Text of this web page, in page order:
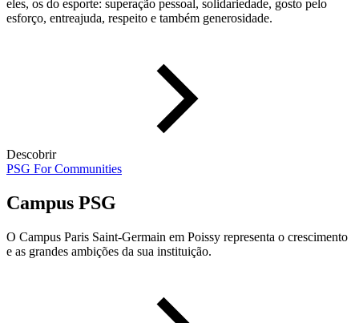
eles, os do esporte: superação pessoal, solidariedade, gosto pelo
esforço, entreajuda, respeito e também generosidade.
Descobrir
PSG For Communities
Campus PSG
O Campus Paris Saint-Germain em Poissy representa o crescimento
e as grandes ambições da sua instituição.